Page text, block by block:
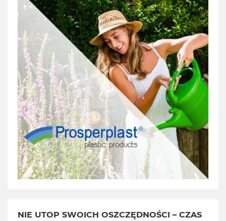
NIE UTOP SWOICH OSZCZĘDNOŚCI – CZAS